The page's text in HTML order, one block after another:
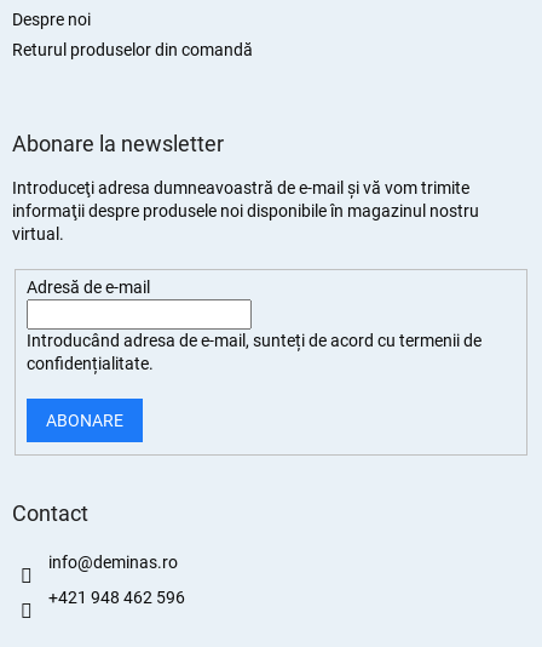
Despre noi
Returul produselor din comandă
Abonare la newsletter
Introduceţi adresa dumneavoastră de e-mail şi vă vom trimite
informaţii despre produsele noi disponibile în magazinul nostru
virtual.
Adresă de e-mail
Introducând adresa de e-mail, sunteți deacord cu termenii de
confidențialitate.
ABONARE
Contact
info@deminas.ro
+421 948 462 596